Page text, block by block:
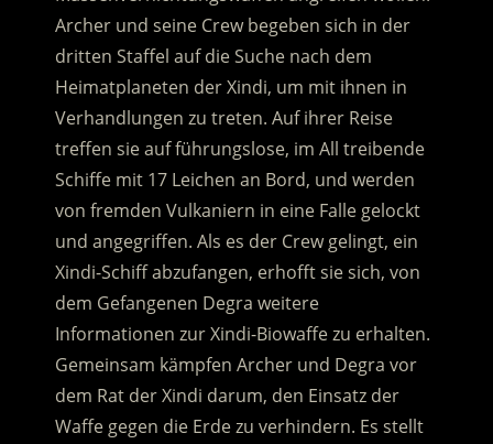
Archer und seine Crew begeben sich in der
dritten Staffel auf die Suche nach dem
Heimatplaneten der Xindi, um mit ihnen in
Verhandlungen zu treten. Auf ihrer Reise
treffen sie auf führungslose, im All treibende
Schiffe mit 17 Leichen an Bord, und werden
von fremden Vulkaniern in eine Falle gelockt
und angegriffen. Als es der Crew gelingt, ein
Xindi-Schiff abzufangen, erhofft sie sich, von
dem Gefangenen Degra weitere
Informationen zur Xindi-Biowaffe zu erhalten.
Gemeinsam kämpfen Archer und Degra vor
dem Rat der Xindi darum, den Einsatz der
Waffe gegen die Erde zu verhindern. Es stellt